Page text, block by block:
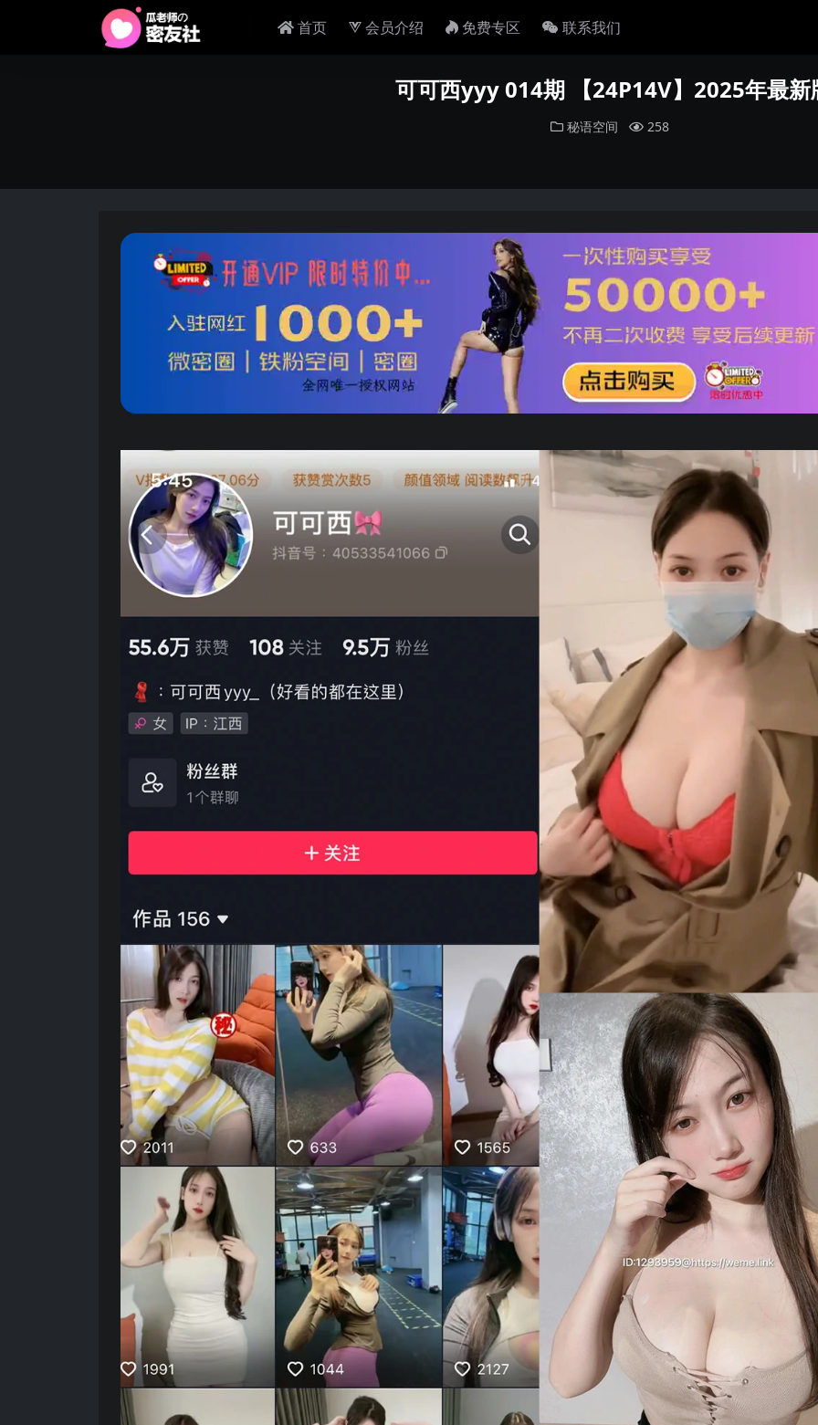
首页 会员介绍 免费专区 联系我们
可可西yyy 014期 【24P14V】2025年最新
秘语空间 258